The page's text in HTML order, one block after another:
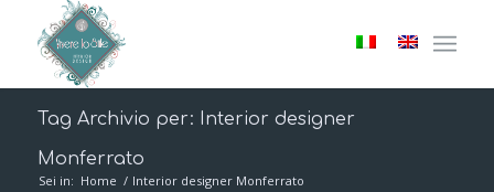
Tag Archivio per: Interior designer
Monferrato
Sei in: Home / Interior designer Monferrato